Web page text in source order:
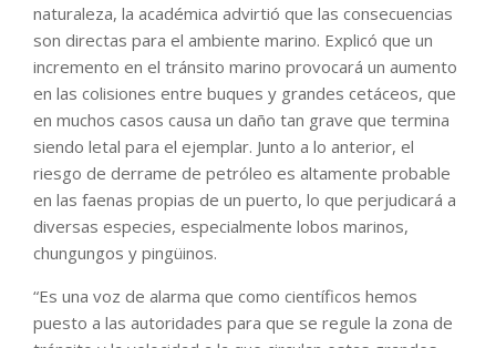
naturaleza, la académica advirtió que las consecuencias
son directas para el ambiente marino. Explicó que un
incremento en el tránsito marino provocará un aumento
en las colisiones entre buques y grandes cetáceos, que
en muchos casos causa un daño tan grave que termina
siendo letal para el ejemplar. Junto a lo anterior, el
riesgo de derrame de petróleo es altamente probable
en las faenas propias de un puerto, lo que perjudicará a
diversas especies, especialmente lobos marinos,
chungungos y pingüinos.
“Es una voz de alarma que como científicos hemos
puesto a las autoridades para que se regule la zona de